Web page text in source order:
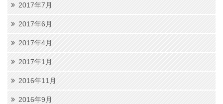
2017年7月
2017年6月
2017年4月
2017年1月
2016年11月
2016年9月